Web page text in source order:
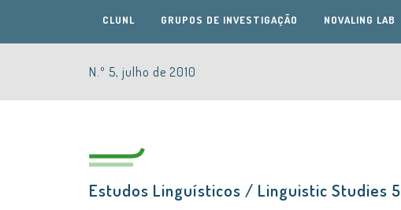
CLUNL
CLUNL GRUPOS DE INVESTIGAÇÃO NOVALING LAB
N.º 5, julho de 2010
Estudos Linguísticos / Linguistic Studies 5